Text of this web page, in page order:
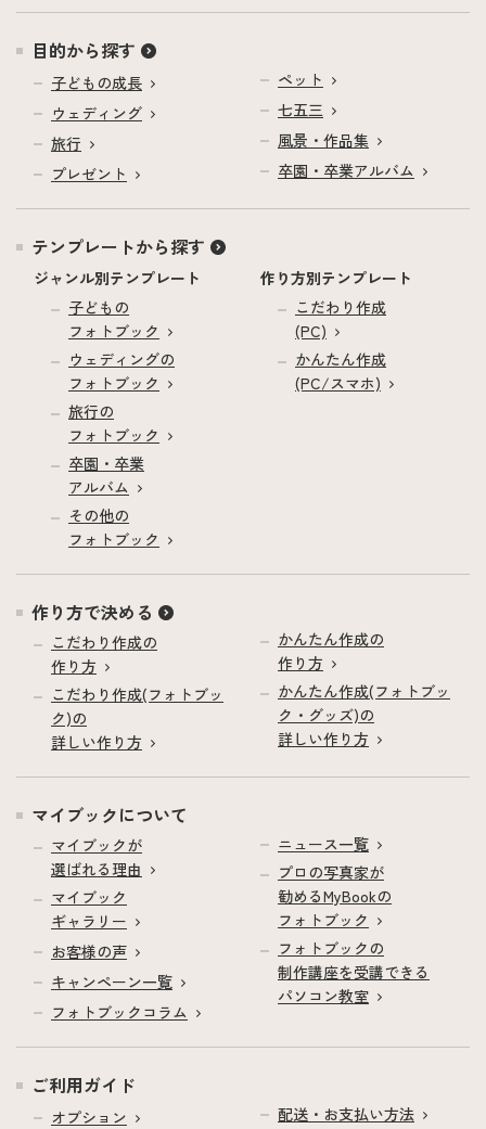
目的から探す
子どもの成長
ウェディング
旅行
プレゼント
ペット
七五三
風景・作品集
卒園・卒業アルバム
テンプレートから探す
ジャンル別テンプレート
子どもの
フォトブック
ウェディングの
フォトブック
旅行の
フォトブック
卒園・卒業
アルバム
その他の
フォトブック
作り方別テンプレート
こだわり作成
(PC)
かんたん作成
(PC/スマホ)
作り方で決める
こだわり作成の
作り方
こだわり作成(フォトブッ
ク)の
詳しい作り方
かんたん作成の
作り方
かんたん作成(フォトブッ
ク・グッズ)の
詳しい作り方
マイブックについて
マイブックが
選ばれる理由
マイブック
ギャラリー
お客様の声
キャンペーン一覧
フォトブックコラム
ニュース一覧
プロの写真家が
勧めるMyBookの
フォトブック
フォトブックの
制作講座を受講できる
パソコン教室
ご利用ガイド
オプション
配送・お支払い方法